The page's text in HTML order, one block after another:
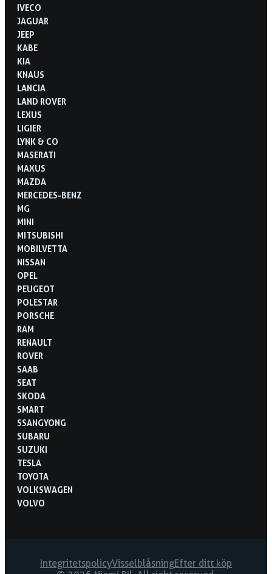
IVECO
JAGUAR
JEEP
KABE
KIA
KNAUS
LANCIA
LAND ROVER
LEXUS
LIGIER
LYNK & CO
MASERATI
MAXUS
MAZDA
MERCEDES-BENZ
MG
MINI
MITSUBISHI
MOBILVETTA
NISSAN
OPEL
PEUGEOT
POLESTAR
PORSCHE
RAM
RENAULT
ROVER
SAAB
SEAT
SKODA
SMART
SSANGYONG
SUBARU
SUZUKI
TESLA
TOYOTA
VOLKSWAGEN
VOLVO
IntegritetspolicyVisselblåsningEfter ditt köp